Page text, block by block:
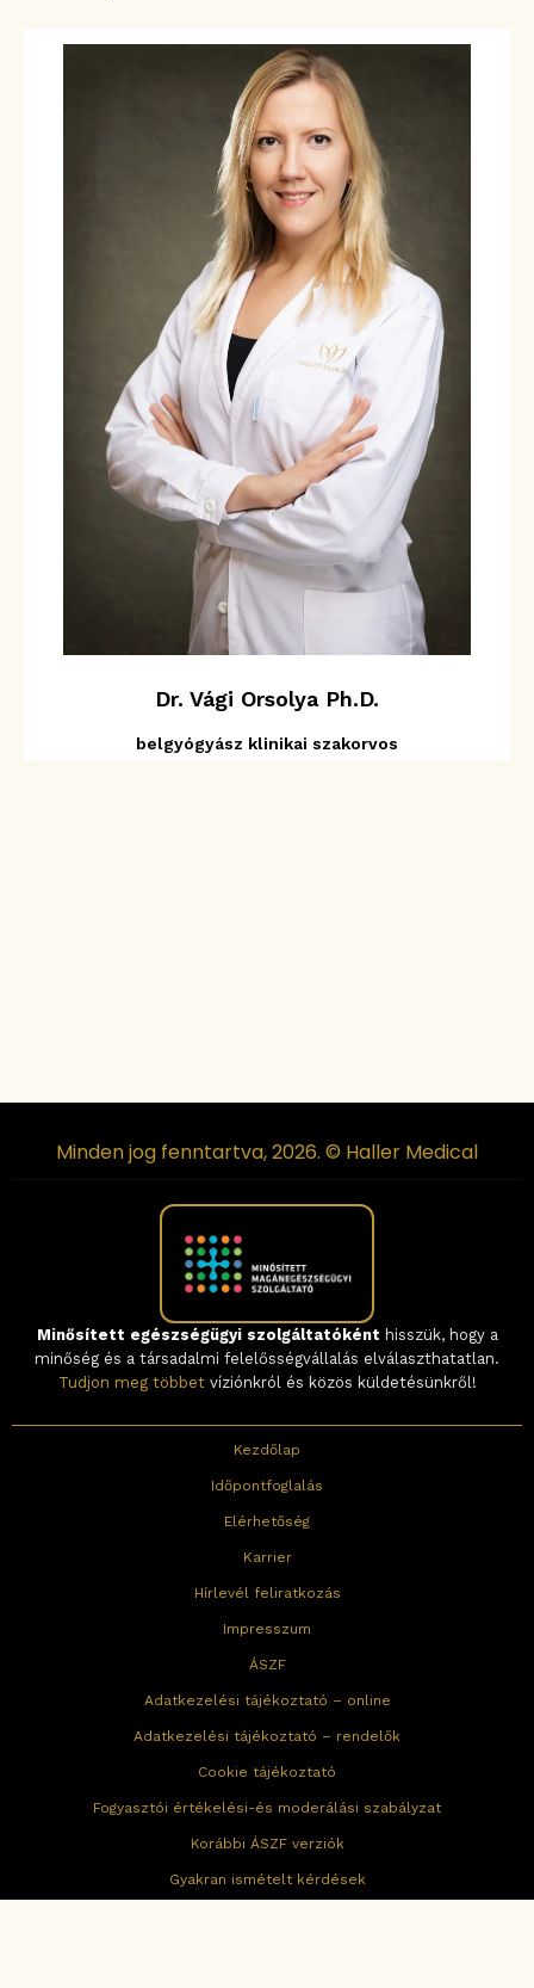
Dr. Vági Orsolya Ph.D.
belgyógyász klinikai szakorvos
Minden jog fenntartva, 2026. © Haller Medical
Minősített egészségügyi szolgáltatóként hisszük, hogy a
minőség és a társadalmi felelősségvállalás elválaszthatatlan.
Tudjon meg többetvíziónkról és közös küldetésünkről!
Kezdőlap
Időpontfoglalás
Elérhetőség
Karrier
Hírlevél feliratkozás
Impresszum
ÁSZF
Adatkezelési tájékoztató – online
Adatkezelési tájékoztató – rendelők
Cookie tájékoztató
Fogyasztói értékelési-és moderálási szabályzat
Korábbi ÁSZF verziók
Gyakran ismételt kérdések